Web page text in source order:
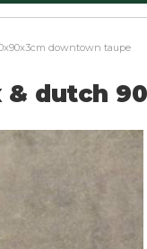
downtown taupe
& dutch